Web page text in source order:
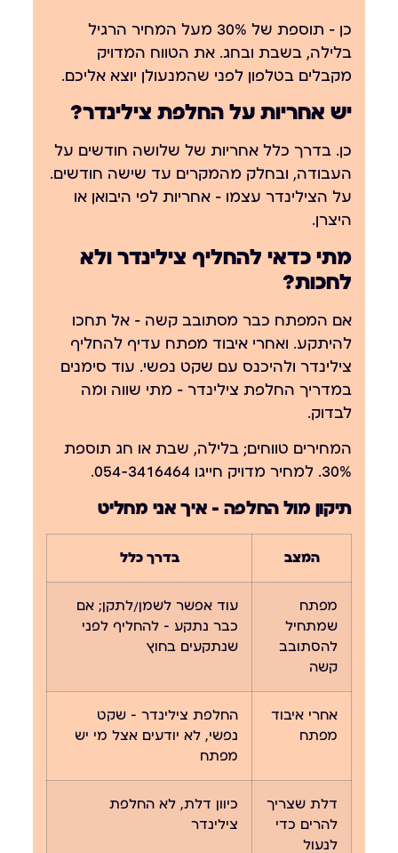
כן — תוספת של 30% מעל המחיר הרגיל
בלילה, בשבת ובחג. את הטווח המדויק
מקבלים בטלפון לפני שהמנעולן יוצא אליכם.
יש אחריות על החלפת צילינדר?
כן. בדרך כלל אחריות של שלושה חודשים על
העבודה, ובחלק מהמקרים עד שישה חודשים.
על הצילינדר עצמו — אחריות לפי היבואן או
היצרן.
מתי כדאי להחליף צילינדר ולא
לחכות?
אם המפתח כבר מסתובב קשה — אל תחכו
להיתקע. ואחרי איבוד מפתח עדיף להחליף
צילינדר ולהיכנס עם שקט נפשי. עוד סימנים
במדריך החלפת צילינדר — מתי שווה ומה
לבדוק.
המחירים טווחים; בלילה, שבת או חג תוספת
30%. למחיר מדויק חייגו
054-3416464
.
תיקון מול החלפה — איך אני מחליט
המצב בדרך כלל
מפתח
שמתחיל
להסתובב
קשה
עוד אפשר לשמן/לתקן; אם
כבר נתקע — להחליף לפני
שנתקעים בחוץ
אחרי איבוד
מפתח
החלפת צילינדר — שקט
נפשי, לא יודעים אצל מי יש
מפתח
דלת שצריך
להרים כדי
לנעול
כיוון דלת, לא החלפת
צילינדר